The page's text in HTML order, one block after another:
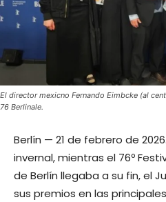
El director mexicno Fernando Eimbcke (al
76 Berlinale.
Berlín — 21 de febrero de
invernal, mientras el 76º
de Berlín llegaba a su fin, el
sus premios en las